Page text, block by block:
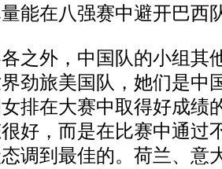
能在八强赛中避开巴西
外，中国队的小组其
劲旅美国队，她们是中
排在大赛中取得好成绩
好，而是在比赛中通过
调到最佳的。荷兰、意